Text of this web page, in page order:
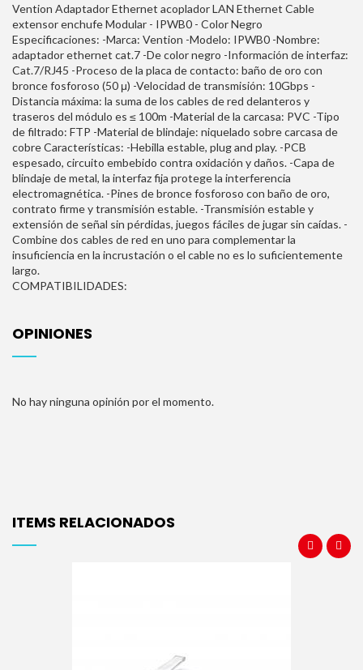
Vention Adaptador Ethernet acoplador LAN Ethernet Cable
extensor enchufe Modular - IPWB0 - Color Negro
Especificaciones: -Marca: Vention -Modelo: IPWB0 -Nombre:
adaptador ethernet cat.7 -De color negro -Información de interfaz:
Cat.7/RJ45 -Proceso de la placa de contacto: baño de oro con
bronce fosforoso (50 μ) -Velocidad de transmisión: 10Gbps -
Distancia máxima: la suma de los cables de red delanteros y
traseros del módulo es ≤ 100m -Material de la carcasa: PVC -Tipo
de filtrado: FTP -Material de blindaje: niquelado sobre carcasa de
cobre Características: -Hebilla estable, plug and play. -PCB
espesado, circuito embebido contra oxidación y daños. -Capa de
blindaje de metal, la interfaz fija protege la interferencia
electromagnética. -Pines de bronce fosforoso con baño de oro,
contrato firme y transmisión estable. -Transmisión estable y
extensión de señal sin pérdidas, juegos fáciles de jugar sin caídas. -
Combine dos cables de red en uno para complementar la
insuficiencia en la incrustación o el cable no es lo suficientemente
largo.
COMPATIBILIDADES:
OPINIONES
No hay ninguna opinión por el momento.
ITEMS RELACIONADOS